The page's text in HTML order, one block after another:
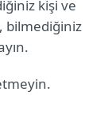
kişi ve
bilmediğiniz